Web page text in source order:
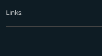
Links: